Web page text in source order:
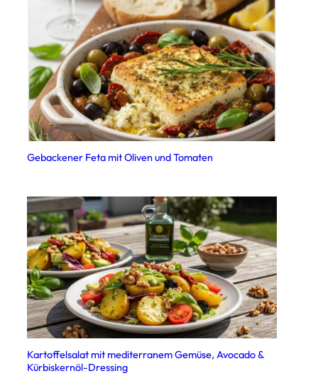
Gebackener Feta mit Oliven und Tomaten
Kartoffelsalat mit mediterranem Gemüse, Avocado &
Kürbiskernöl-Dressing